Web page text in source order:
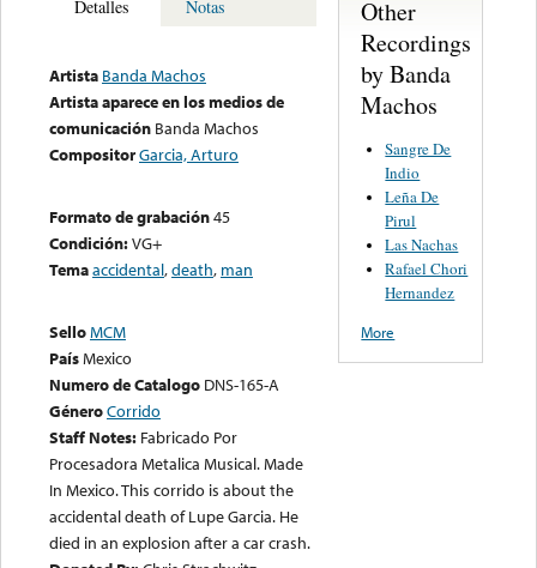
Detalles Notas
Artista Banda Machos
Artista aparece en los medios de
comunicación Banda Machos
CompositorGarcia, Arturo
Formato de grabación45
Condición:VG+
Temaaccidental,death, man
SelloMCM
PaísMexico
Numero de Catalogo DNS-165-A
GéneroCorrido
Staff Notes: Fabricado Por
Procesadora Metalica Musical. Made
In Mexico. This corrido is about the
accidental death of Lupe Garcia. He
died in an explosion after a car crash.
Other
Recordings
by Banda
Machos
Sangre De
Indio
Leña De
Pirul
Las Nachas
Rafael Chori
Hernandez
More